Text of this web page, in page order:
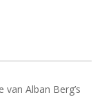
Alban Berg’s